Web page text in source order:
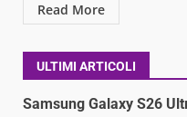
Read More
ULTIMI ARTICOLI
Samsung Galaxy S26